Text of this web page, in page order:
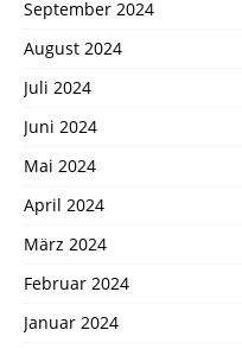
September 2024
August 2024
Juli 2024
Juni 2024
Mai 2024
April 2024
März 2024
Februar 2024
Januar 2024